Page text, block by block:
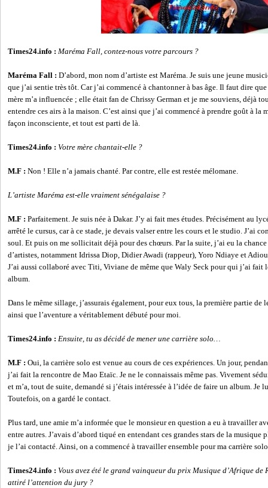
Times24.info :Maréma Fall, contez-nous votre parcours ?
Maréma Fall : D’abord, mon nom d’artiste est Maréma. Je suis une jeune
que j’ai sentie très tôt. Car j’ai commencé à chantonner à bas âge. Il faut dire que
mère m’a influencée ; elle était fan de Chrissy German et je me souviens, déjà
entendre ces airs à la maison. C’est ainsi que j’ai commencé à prendre goût à la
façon inconsciente, et tout est parti de là.
Times24.info :Votre mère chantait-elle ?
M.F :Non ! Elle n’a jamais chanté. Par contre, elle est restée mélomane.
L’artiste Maréma est-elle vraiment sénégalaise ?
M.F :Parfaitement. Je suis née à Dakar. J’y ai fait mes études. Précisément au
arrêté le cursus, car à ce stade, je devais valser entre les cours et le studio. J’ai
soul. Et puis on me sollicitait déjà pour des chœurs. Par la suite, j’ai eu la
d’artistes, notamment Idrissa Diop, Didier Awadi (rappeur), Yoro Ndiaye et
J’ai aussi collaboré avec Titi, Viviane de même que Waly Seck pour qui j’ai fait
album.
Dans le même sillage, j’assurais également, pour eux tous, la première partie de
ainsi que l’aventure a véritablement débuté pour moi.
Times24.info :Ensuite, tu as décidé de mener une carrière solo…
M.F :Oui, la carrière solo est venue au cours de ces expériences. Un jour,
j’ai fait la rencontre de Mao Etaïc. Je ne le connaissais même pas. Vivement
et m’a, tout de suite, demandé si j’étais intéressée à l’idée de faire un album. Je
Toutefois, on a gardé le contact.
Plus tard, une amie m’a informée que le monsieur en question a eu à travailler
entre autres. J’avais d’abord tiqué en entendant ces grandes stars de la musique
je l’ai contacté. Ainsi, on a commencé à travailler ensemble pour ma carrière
Times24.info :Vous avez été le grand vainqueur du prix Musique d’Afrique de
attiré l’attention du jury ?